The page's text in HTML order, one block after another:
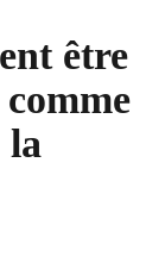
être
la